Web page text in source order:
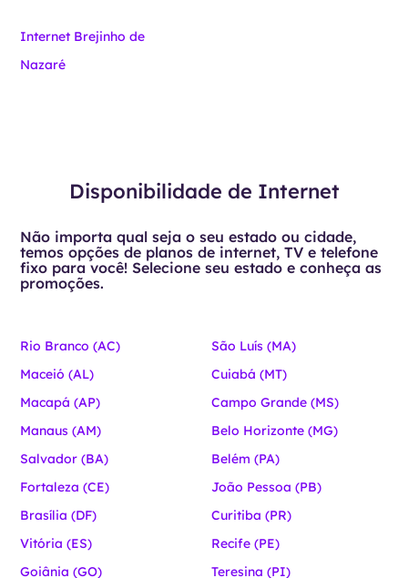
Internet Brejinho de
Nazaré
Disponibilidade de Internet
Não importa qual seja o seu estado ou cidade,
temos opções de planos de internet, TV e telefone
fixo para você! Selecione seu estado e conheça as
promoções.
Rio Branco (AC)
Maceió (AL)
Macapá (AP)
Manaus (AM)
Salvador (BA)
Fortaleza (CE)
Brasília (DF)
Vitória (ES)
Goiânia (GO)
São Luís (MA)
Cuiabá (MT)
Campo Grande (MS)
Belo Horizonte (MG)
Belém (PA)
João Pessoa (PB)
Curitiba (PR)
Recife (PE)
Teresina (PI)